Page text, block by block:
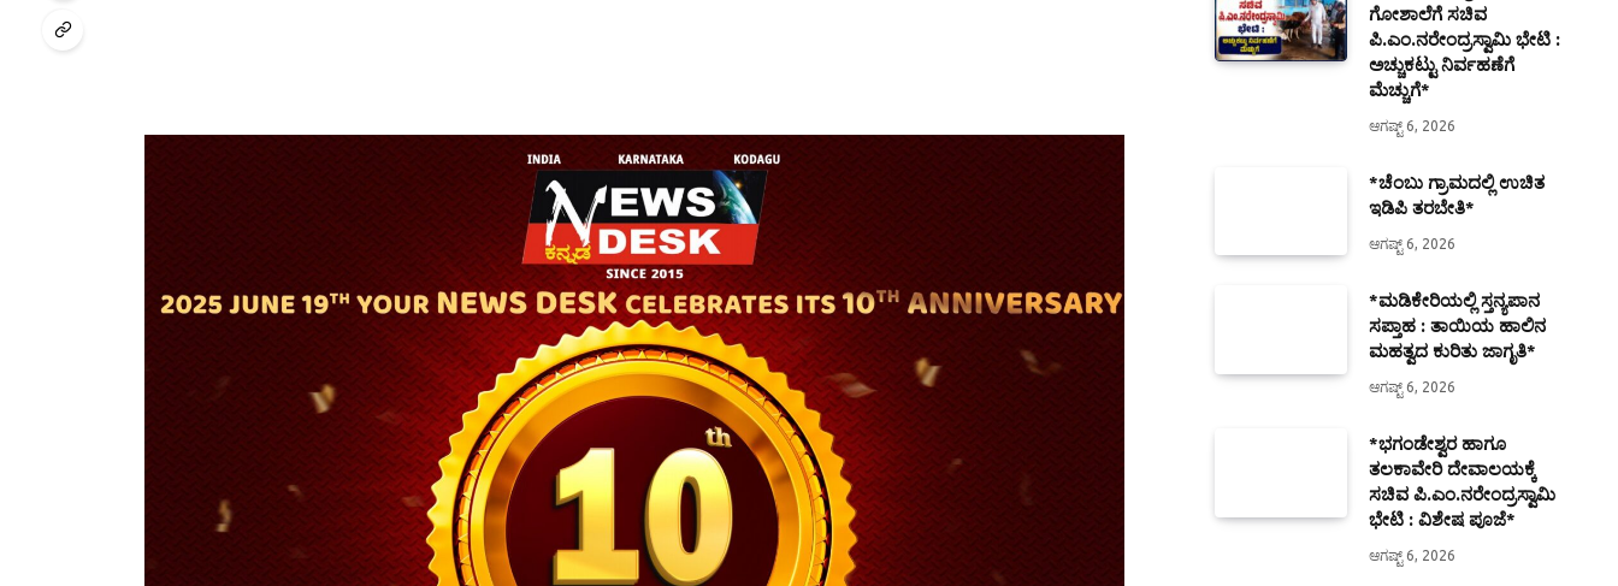
ಗೋಶಾಲೆಗೆ ಸಚಿವ
ಪಿ.ಎಂ.ನರೇಂದ್ರಸ್ವಾಮಿ ಭೇಟಿ :
ಅಚ್ಚುಕಟ್ಟು ನಿರ್ವಹಣೆಗೆ
ಮೆಚ್ಚುಗೆ*
ಆಗಷ್ಟ್ 6, 2026
*ಚೆಂಬು ಗ್ರಾಮದಲ್ಲಿ ಉಚಿತ
ಇಡಿಪಿ ತರಬೇತಿ*
ಆಗಷ್ಟ್ 6, 2026
*ಮಡಿಕೇರಿಯಲ್ಲಿ ಸ್ತನ್ಯಪಾನ
ಸಪ್ತಾಹ : ತಾಯಿಯ ಹಾಲಿನ
ಮಹತ್ವದ ಕುರಿತು ಜಾಗೃತಿ*
ಆಗಷ್ಟ್ 6, 2026
*ಭಗಂಡೇಶ್ವರ ಹಾಗೂ
ತಲಕಾವೇರಿ ದೇವಾಲಯಕ್ಕೆ
ಸಚಿವ ಪಿ.ಎಂ.ನರೇಂದ್ರಸ್ವಾಮಿ
ಭೇಟಿ : ವಿಶೇಷ ಪೂಜೆ*
ಆಗಷ್ಟ್ 6, 2026